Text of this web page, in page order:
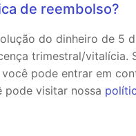
de reembolso?
do dinheiro de 5
trimestral/
pode entrar em
pode visitar nossa